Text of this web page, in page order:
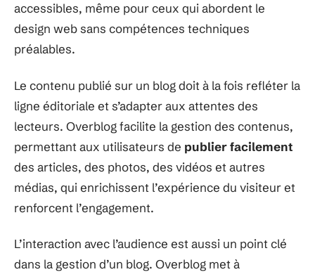
accessibles, même pour ceux qui abordent le
design web sans compétences techniques
préalables.
Le contenu publié sur un blog doit à la fois refléter la
ligne éditoriale et s’adapter aux attentes des
lecteurs. Overblog facilite la gestion des contenus,
permettant aux utilisateurs de publier facilement
des articles, des photos, des vidéos et autres
médias, qui enrichissent l’expérience du visiteur et
renforcent l’engagement.
L’interaction avec l’audience est aussi un point clé
dans la gestion d’un blog. Overblog met à